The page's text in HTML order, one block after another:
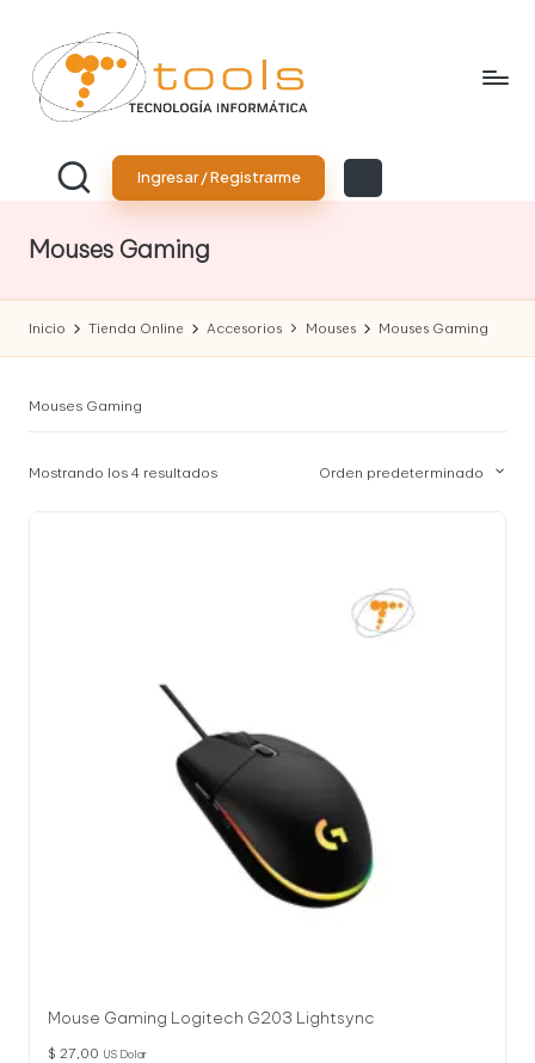
contenido
o
l
s
T
e
n
tienda
Ingresar / Registrarme
Mouses Gaming
Inicio Tienda Online Accesorios Mouses Mouses Gaming
Mouses Gaming
Mostrando los 4 resultados Orden predeterminado
Mouse Gaming Logitech G203 Lightsync
$ 27,00 US Dolar